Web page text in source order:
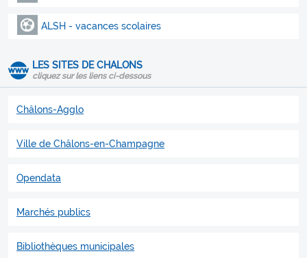
ALSH - vacances scolaires
LES SITES DE CHALONS
cliquez sur les liens ci-dessous
Châlons-Agglo
Ville de Châlons-en-Champagne
Opendata
Marchés publics
Bibliothèques municipales